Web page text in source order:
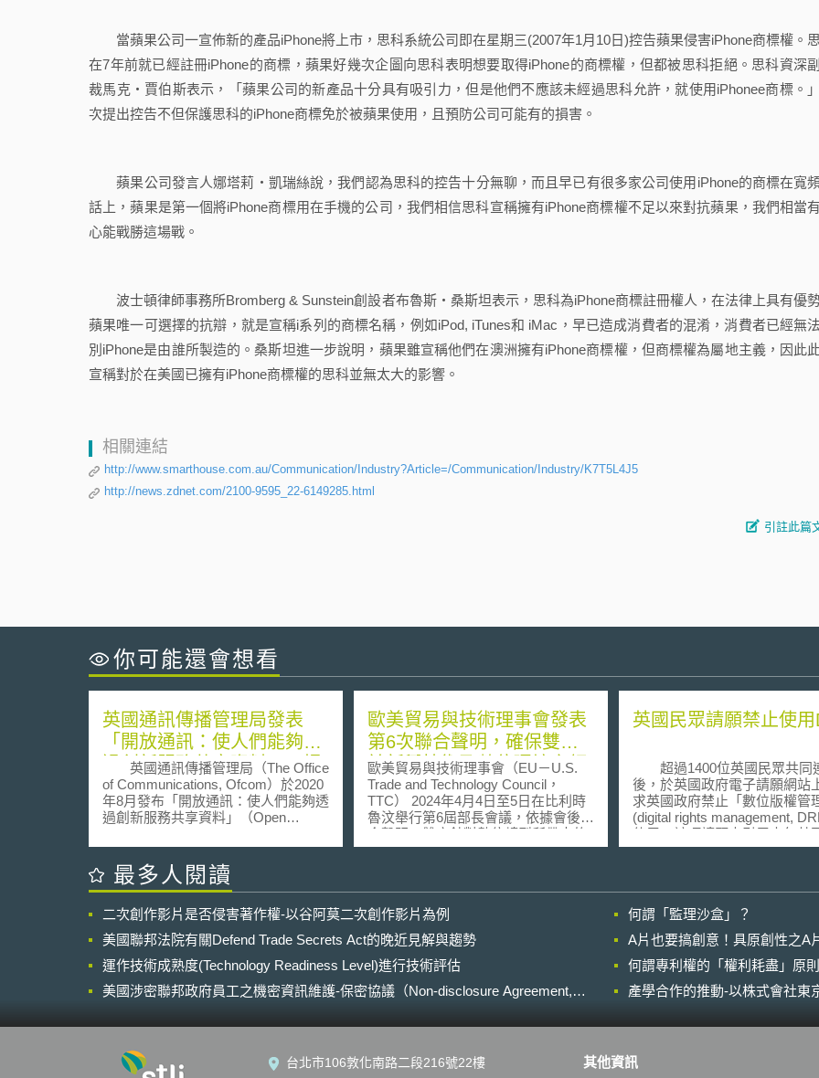
當蘋果公司一宣佈新的產品iPhone將上市，思科系統公司即在星期三(2007年1月10日)控告蘋果侵害iPhone商標權。
在7年前就已經註冊iPhone的商標，蘋果好幾次企圖向思科表明想要取得iPhone的商標權，但都被思科拒絕。思科資深
裁馬克‧賈伯斯表示，「蘋果公司的新產品十分具有吸引力，但是他們不應該未經過思科允許，就使用iPhonee商標。
次提出控告不但保護思科的iPhone商標免於被蘋果使用，且預防公司可能有的損害。
蘋果公司發言人娜塔莉‧凱瑞絲說，我們認為思科的控告十分無聊，而且早已有很多家公司使用iPhone的商標在寬
話上，蘋果是第一個將iPhone商標用在手機的公司，我們相信思科宣稱擁有iPhone商標權不足以來對抗蘋果，我們相當
心能戰勝這場戰。
波士頓律師事務所Bromberg & Sunstein創設者布魯斯‧桑斯坦表示，思科為iPhone商標註冊權人，在法律上具有優勢
蘋果唯一可選擇的抗辯，就是宣稱i系列的商標名稱，例如iPod, iTunes和 iMac，早已造成消費者的混淆，消費者已經無
別iPhone是由誰所製造的。桑斯坦進一步說明，蘋果雖宣稱他們在澳洲擁有iPhone商標權，但商標權為屬地主義，因此
宣稱對於在美國已擁有iPhone商標權的思科並無太大的影響。
相關連結
http://www.smarthouse.com.au/Communication/Industry?Article=/Communication/Industry/K7T5L4J5
http://news.zdnet.com/2100-9595_22-6149285.html
引註此篇
你可能還會想看
英國通訊傳播管理局發表
「開放通訊：使人們能夠透
過創新服務共享資料」，提
供通訊業者建立開放通訊
（Open Communications）
之原則建議
英國通訊傳播管理局（The Office
of Communications, Ofcom）於2020
年8月發布「開放通訊：使人們能夠透
過創新服務共享資料」（Open
share data with innovative
services），針對開放通訊的設計原
理提出七點建議： 應盡可能讓符合條
料，同時確保用戶受到保護。 應提供
客戶一些目前無法取得的資料，例如
有關網路服務品質的體驗報告，以提
供使用者做為未來交易時之參考。 資
料的提供商和第三方必須確保資料儲
存和傳輸的安全性。 第三方將如何使
險等，皆應清楚透明地告知使用者，
並且讓共享資料之使用者仍保有控制
權限。 開放通訊服務之設計應符合包
歐美貿易與技術理事會發表
第6次聯合聲明，確保雙方
於新興技術及數位環境之領
導地位
歐美貿易與技術理事會（EU－U.S.
Trade and Technology Council，
TTC） 2024年4月4日至5日在比利時
魯汶舉行第6屆部長會議，依據會後聯
合聲明，雙方針對數位轉型所帶來的
機遇與挑戰，同意在新興技術和數位
術和6G無線通訊系統等制定互通機制
及標準，簡述如下： (1) AI技術：採
取「風險基礎方法」（risk-based
approach）實施「可信任人工智慧和
風險管理聯合路徑圖（Joint
Roadmap for Trustworthy AI and Risk
公民及社會使用AI的風險；更新關鍵
terms），減少雙方於概念認知上的誤
英國民眾請願禁止使用
超過1400位英國民眾共同
後，於英國政府電子請願網站
求英國政府禁止「數位版權管
(digital rights management,
使用。該項請願中引用去年英
獨立組織-All Party
式般具有侵入性的科技侵害人
利，應針對此類科技建立消費
機制。 除此之外，該份請願亦主
張，數位版權管理使得消費者
由在CD或數位下載等不同競爭
自由選擇。而在不久之前，蘋
版權管理之合法數位音樂下載
合法數位音樂下載，將可增加
最多人閱讀
二次創作影片是否侵害著作權-以谷阿莫二次創作影片為例
何謂「監理沙盒」？
美國聯邦法院有關Defend Trade Secrets Act的晚近見解與趨勢
A片也要搞創意！具原創性之A
運作技術成熟度(Technology Readiness Level)進行技術評估
何謂專利權的「權利耗盡」原
美國涉密聯邦政府員工之機密資訊維護-保密協議（Non-disclosure Agreement,
產學合作的推動-以株式會社東
台北市106敦化南路二段216號22樓 其他資訊